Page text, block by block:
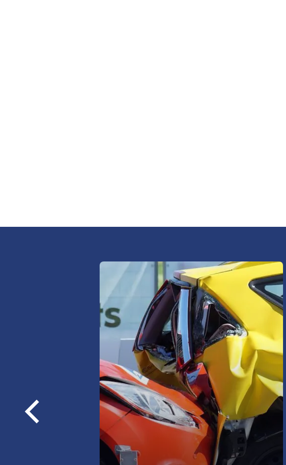
Poprzednie
loga
Sprawdź najkorzystniejsze oferty
ubezpieczeń OC/AC/NNW/assistance
OC, AC, NNW,
assistance,
szyby, opony, bagaż